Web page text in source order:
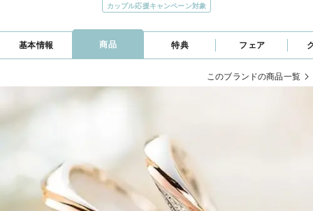
カップル応援キャンペーン対象
基本情報 商品 特典 フェア
このブランドの商品一覧